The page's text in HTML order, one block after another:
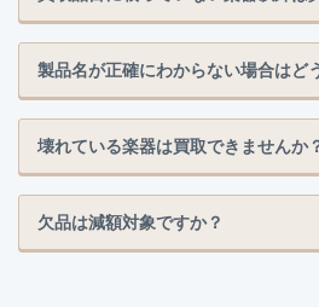
製品名が正確にわからない場合はど
壊れている楽器は買取できませんか
欠品は減額対象ですか？